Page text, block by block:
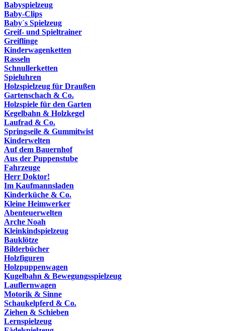
Babyspielzeug
Baby-Clips
Baby´s Spielzeug
Greif- und Spieltrainer
Greiflinge
Kinderwagenketten
Rasseln
Schnullerketten
Spieluhren
Holzspielzeug für Draußen
Gartenschach & Co.
Holzspiele für den Garten
Kegelbahn & Holzkegel
Laufrad & Co.
Springseile & Gummitwist
Kinderwelten
Auf dem Bauernhof
Aus der Puppenstube
Fahrzeuge
Herr Doktor!
Im Kaufmannsladen
Kinderküche & Co.
Kleine Heimwerker
Abenteuerwelten
Arche Noah
Kleinkindspielzeug
Bauklötze
Bilderbücher
Holzfiguren
Holzpuppenwagen
Kugelbahn & Bewegungsspielzeug
Lauflernwagen
Motorik & Sinne
Schaukelpferd & Co.
Ziehen & Schieben
Lernspielzeug